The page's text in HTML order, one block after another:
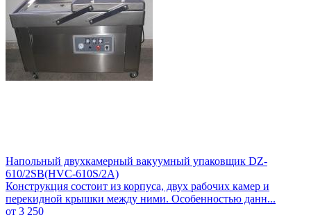
Напольный двухкамерный вакуумный упаковщик DZ-
610/2SB(HVC-610S/2A)
Конструкция состоит из корпуса, двух рабочих камер и
перекидной крышки между ними. Особенностью данн...
от 3 250